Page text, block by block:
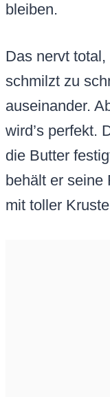
bleiben.
Das nervt
schmilzt zu
auseinander.
wird’s perfekt.
die Butter
behält er seine
mit toller